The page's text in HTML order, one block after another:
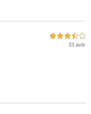
3,5 étoiles sur 5
33 avis